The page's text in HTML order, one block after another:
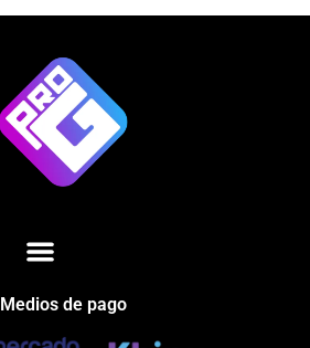
Medios de pago